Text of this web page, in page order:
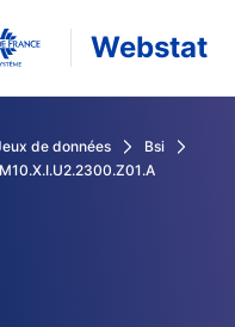
de navigation
Webstat
de données
Bsi